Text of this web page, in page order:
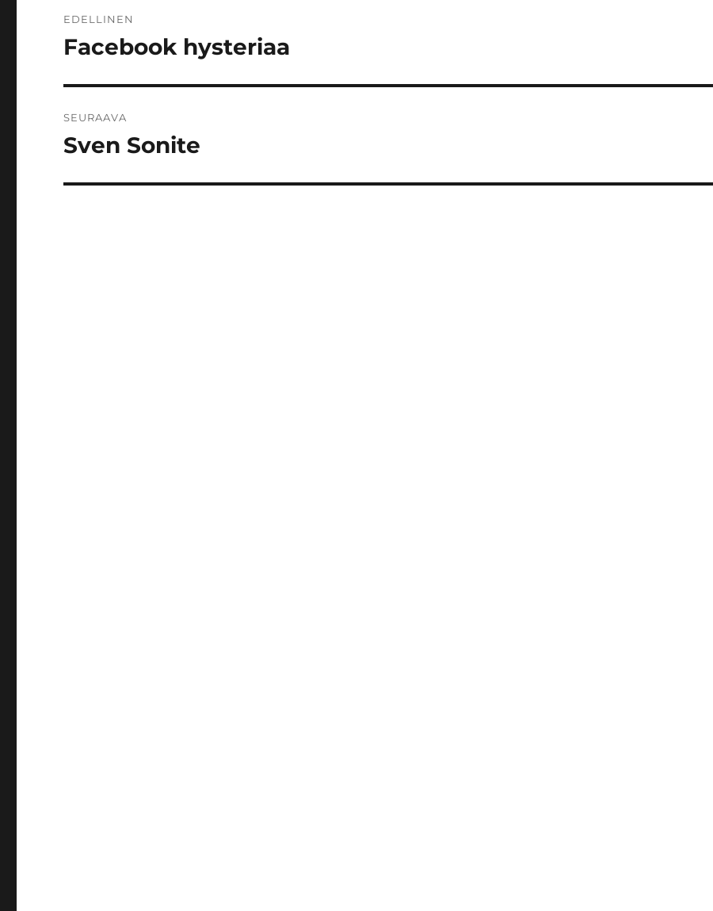
selaus
EDELLINEN
Edellinen
Facebook hysteriaa
SEURAAVA
Seuraava
Sven Sonite